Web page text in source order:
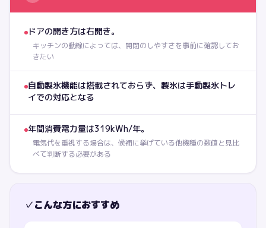
ドアの開き方は右開き。
キッチンの動線によっては、開閉のしやすさを事前に確認してお
きたい
自動製氷機能は搭載されておらず、製氷は手動製氷トレ
イでの対応となる
年間消費電力量は319kWh/年。
電気代を重視する場合は、候補に挙げている他機種の数値と見比
べて判断する必要がある
✓こんな方におすすめ